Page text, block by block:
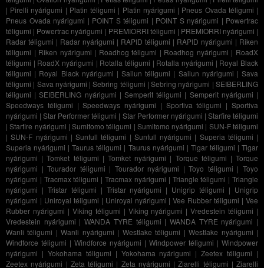
| Pirelli nyárigumi | Platin téligumi | Platin nyárigumi | Pneus Ovada téligumi |
Pneus Ovada nyárigumi | POINT S téligumi | POINT S nyárigumi | Powertrac
téligumi | Powertrac nyárigumi | PREMIORRI téligumi | PREMIORRI nyárigumi |
Radar téligumi | Radar nyárigumi | RAPID téligumi | RAPID nyárigumi | Riken
téligumi | Riken nyárigumi | Roadhog téligumi | Roadhog nyárigumi | RoadX
téligumi | RoadX nyárigumi | Rotalla téligumi | Rotalla nyárigumi | Royal Black
téligumi | Royal Black nyárigumi |Sailun téligumi | Sailun nyárigumi |Sava
téligumi | Sava nyárigumi |Sebring téligumi |Sebring nyárigumi |SEIBERLING
téligumi |SEIBERLING nyárigumi |Semperit téligumi | Semperit nyárigumi |
Speedways téligumi |Speedways nyárigumi | Sportiva téligumi |Sportiva
nyárigumi |Star Performer téligumi | Star Performer nyárigumi | Starfire téligumi
|Starfire nyárigumi |Sumitomo téligumi | Sumitomo nyárigumi | SUN-F téligumi
|SUN-F nyárigumi | Sunfull téligumi | Sunfull nyárigumi | Superia téligumi |
Superia nyárigumi |Taurus téligumi | Taurus nyárigumi | Tigar téligumi |Tigar
nyárigumi |Tomket téligumi | Tomket nyárigumi | Torque téligumi |Torque
nyárigumi |Tourador téligumi | Tourador nyárigumi |Toyo téligumi |Toyo
nyárigumi | Tracmax téligumi |Tracmax nyárigumi | Triangle téligumi |Triangle
nyárigumi | Tristar téligumi | Tristar nyárigumi | Unigrip téligumi | Unigrip
nyárigumi | Uniroyal téligumi | Uniroyal nyárigumi |Vee Rubber téligumi |Vee
Rubber nyárigumi | Viking téligumi | Viking nyárigumi |Vredestein téligumi |
Vredestein nyárigumi |WANDA TYRE téligumi | WANDA TYRE nyárigumi |
Wanli téligumi |Wanli nyárigumi | Westlake téligumi |Westlake nyárigumi |
Windforce téligumi | Windforce nyárigumi | Windpower téligumi | Windpower
nyárigumi | Yokohama téligumi | Yokohama nyárigumi |Zeetex téligumi |
Zeetex nyárigumi | Zeta téligumi | Zeta nyárigumi |Ziarelli téligumi | Ziarelli